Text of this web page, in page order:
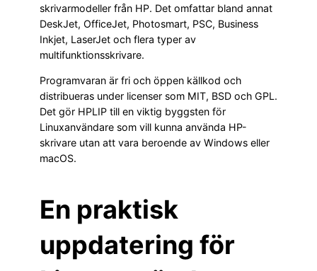
skrivarmodeller från HP. Det omfattar bland annat
DeskJet, OfficeJet, Photosmart, PSC, Business
Inkjet, LaserJet och flera typer av
multifunktionsskrivare.
Programvaran är fri och öppen källkod och
distribueras under licenser som MIT, BSD och GPL.
Det gör HPLIP till en viktig byggsten för
Linuxanvändare som vill kunna använda HP-
skrivare utan att vara beroende av Windows eller
macOS.
En praktisk
uppdatering för